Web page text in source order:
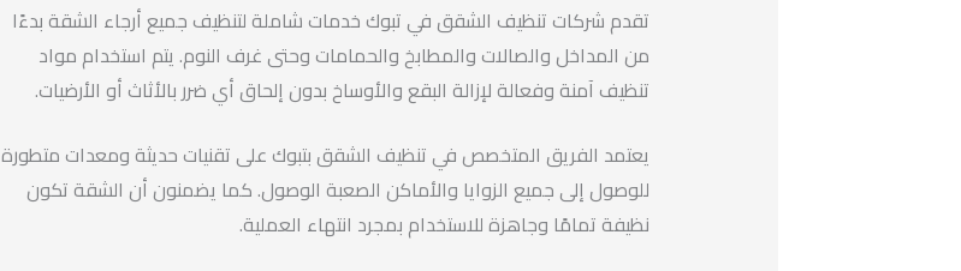
تقدم شركات تنظيف الشقق في تبوك خدمات شاملة لتنظيف جميع أرجاء الشقة بدءًا
من المداخل والصالات والمطابخ والحمامات وحتى غرف النوم. يتم استخدام مواد
تنظيف آمنة وفعالة لإزالة البقع والأوساخ بدون إلحاق أي ضرر بالأثاث أو الأرضيات.
يعتمد الفريق المتخصص في تنظيف الشقق بتبوك على تقنيات حديثة ومعدات متطورة
للوصول إلى جميع الزوايا والأماكن الصعبة الوصول. كما يضمنون أن الشقة تكون
نظيفة تمامًا وجاهزة للاستخدام بمجرد انتهاء العملية.